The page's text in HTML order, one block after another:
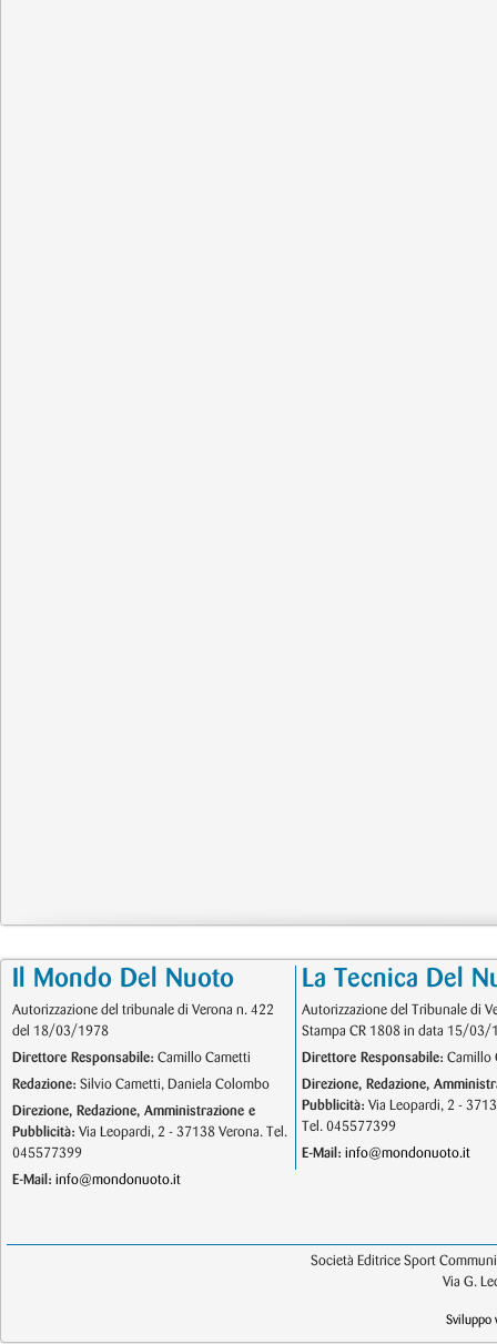
Il Mondo Del Nuoto
Autorizzazione del tribunale di Verona n. 422
del 18/03/1978
Direttore Responsabile: Camillo Cametti
Redazione: Silvio Cametti, Daniela Colombo
Direzione, Redazione, Amministrazione e
Pubblicità: Via Leopardi, 2 - 37138 Verona. Tel.
045577399
E-Mail: info@mondonuoto.it
La Tecnica Del
Autorizzazione del Tribunale di
Stampa CR 1808 in data 15/03/
Direttore Responsabile: Camillo
Direzione, Redazione,
Pubblicità: Via Leopardi, 2 -
Tel. 045577399
E-Mail: info@mondonuoto.it
Società Editrice Sport
Via G.
Sviluppo